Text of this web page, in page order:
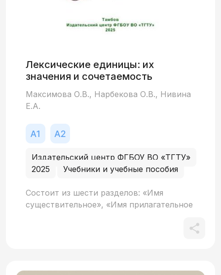
Лексические единицы: их
значения и сочетаемость
Максимова О.В., Нарбекова О.В., Нивина
Е.А.
Издательский центр ФГБОУ ВО «ТГТУ»
2025
Учебники и учебные пособия
Состоит из шести разделов: «Имя
существительное», «Имя прилагательное